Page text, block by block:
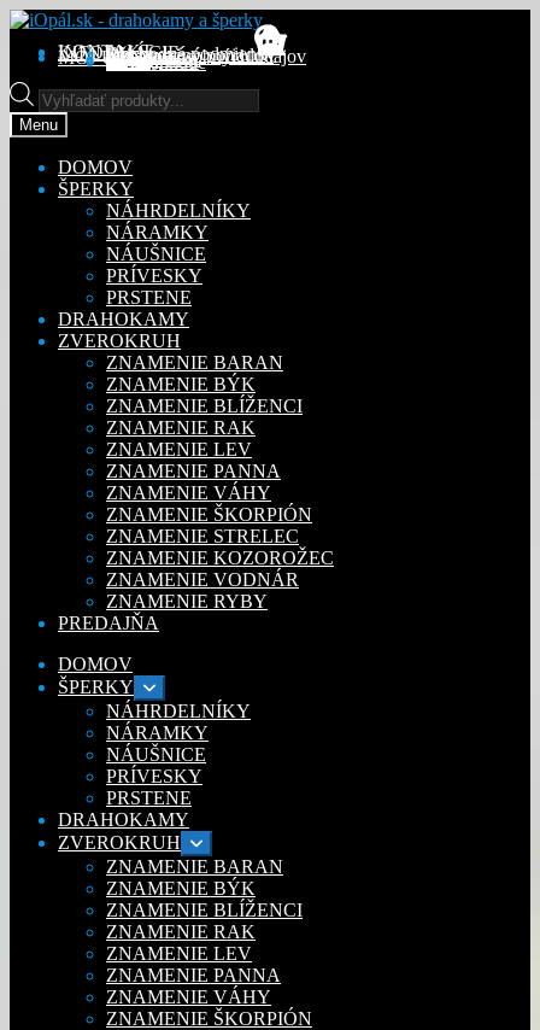
Preskočiť
navigáciu
Preskočiť
obsah
KONTAKT
INFORMÁCIE
Obchodné podmienky
Reklamačný poriadok
Ochrana osobných údajov
MÔJ ÚČETObjednávky
Adresy
Detaily účtu
Na stiahnutie
Products
search
Menu
DOMOV
ŠPERKY
NÁHRDELNÍKY
NÁRAMKY
NÁUŠNICE
PRÍVESKY
PRSTENE
DRAHOKAMY
ZVEROKRUH
ZNAMENIE BARAN
ZNAMENIE BÝK
ZNAMENIE BLÍŽENCI
ZNAMENIE RAK
ZNAMENIE LEV
ZNAMENIE PANNA
ZNAMENIE VÁHY
ZNAMENIE ŠKORPIÓN
ZNAMENIE STRELEC
ZNAMENIE KOZOROŽEC
ZNAMENIE VODNÁR
ZNAMENIE RYBY
PREDAJŇA
DOMOV
ŠPERKY Rozbaliť
podradené
menu
NÁHRDELNÍKY
NÁRAMKY
NÁUŠNICE
PRÍVESKY
PRSTENE
DRAHOKAMY
ZVEROKRUH Rozbaliť
podradené
menu
ZNAMENIE BARAN
ZNAMENIE BÝK
ZNAMENIE BLÍŽENCI
ZNAMENIE RAK
ZNAMENIE LEV
ZNAMENIE PANNA
ZNAMENIE VÁHY
ZNAMENIE ŠKORPIÓN